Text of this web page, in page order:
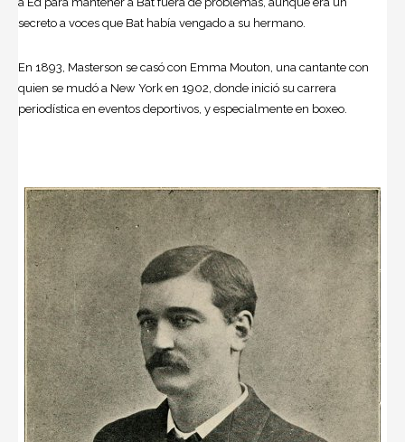
secreto a voces que Bat había vengado a su hermano.
En 1893, Masterson se casó con Emma Mouton, una cantante con
quien se mudó a New York en 1902, donde inició su carrera
periodística en eventos deportivos, y especialmente en boxeo.